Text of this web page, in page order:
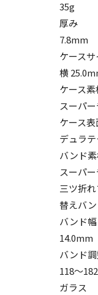
35g
厚み
7.8mm
ケースサ
横
ケース素
スーパ
ケース
デュラ
バンド
スーパ
三ツ折
替えバ
バンド幅
14.0mm
バンド
118～
ガラス